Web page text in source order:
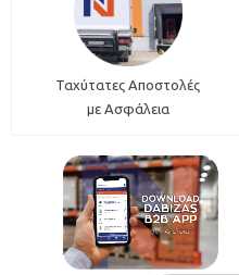
Ταχύτατες Αποστολές
με Ασφάλεια